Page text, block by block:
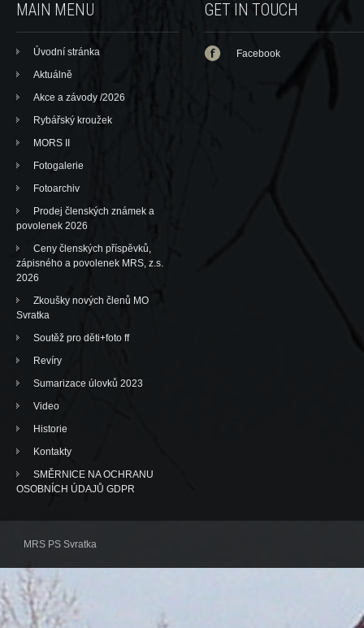
MAIN MENU
Úvodní stránka
Aktuálně
Akce a závody /2026
Rybářský kroužek
MORS II
Fotogalerie
Fotoarchiv
Prodej členských známek a
povolenek 2026
Ceny členských příspěvků,
zápisného a povolenek MRS, z.s.
2026
Zkoušky nových členů MO
Svratka
Soutěž pro děti+foto ff
Revíry
Sumarizace úlovků 2023
Video
Historie
Kontakty
SMĚRNICE NA OCHRANU
OSOBNÍCH ÚDAJŮ GDPR
GET IN TOUCH
Facebook
MRS PS Svratka